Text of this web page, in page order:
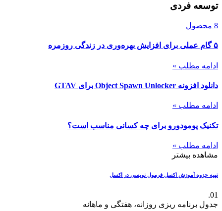
توسعه فردی
8 محصول
۵ گام عملی برای افزایش بهره‌وری در زندگی روزمره
ادامه مطلب »
دانلود افزونه Object Spawn Unlocker برای GTAV
ادامه مطلب »
تکنیک پومودورو برای چه کسانی مناسب است؟
ادامه مطلب »
مشاهده بیشتر
تهیه جزوه آموزش اکسل فرمول نویسی در اکسل
01.
جدول برنامه ریزی روزانه، هفتگی و ماهانه